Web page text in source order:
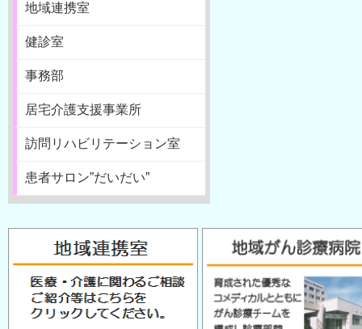
地域連携室
健診室
事務部
居宅介護支援事業所
訪問リハビリテーション室
患者サロン”だいだい”